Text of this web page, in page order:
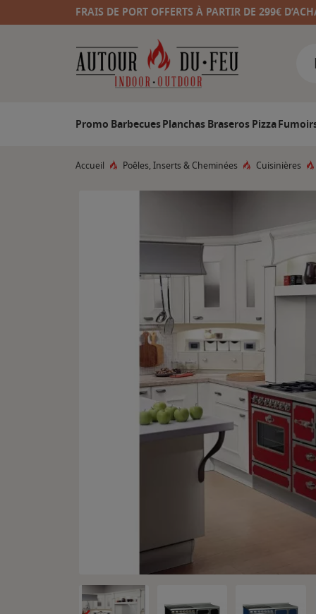
FRAIS DE PORT OFFERTS À PARTIR DE 299€
Promo BarbecuesPlanchasBraserosPizza
Accueil Poêles, Inserts & Cheminées Cuisinières